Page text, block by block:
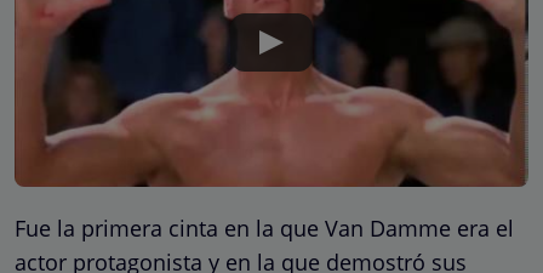
Fue la primera cinta en la que Van Damme era el
actor protagonista y en la que demostró sus